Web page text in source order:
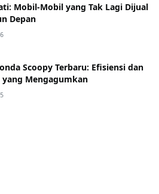
Mobil-Mobil yang Tak Lagi Dijual
Depan
Scoopy Terbaru: Efisiensi dan
yang Mengagumkan